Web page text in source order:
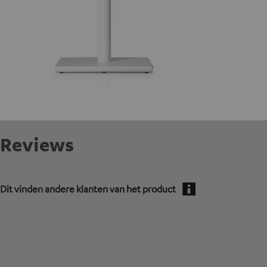
Reviews
Dit vinden andere klanten van het product